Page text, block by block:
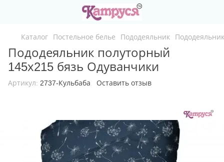
Каталог Постельное белье Пододеяльник
Пододеяльник полуторный
145х215 бязь Одуванчики
Артикул: 2737-Кульбаба Оставить отзыв